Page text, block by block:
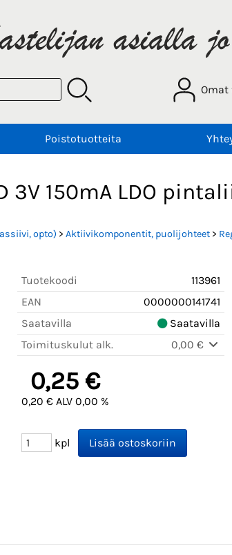
Omat
Poistotuotteita
3V 150mA LDO
opto) > Aktiivikomponentit, puolijohteet>
Tuotekoodi
113961
EAN
0000000141741
Saatavilla
Saatavilla
Toimituskulut alk.
0,00 €
0,25 €
0,20 € ALV 0,00 %
kpl